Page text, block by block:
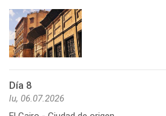
Día 8
lu, 06.07.2026